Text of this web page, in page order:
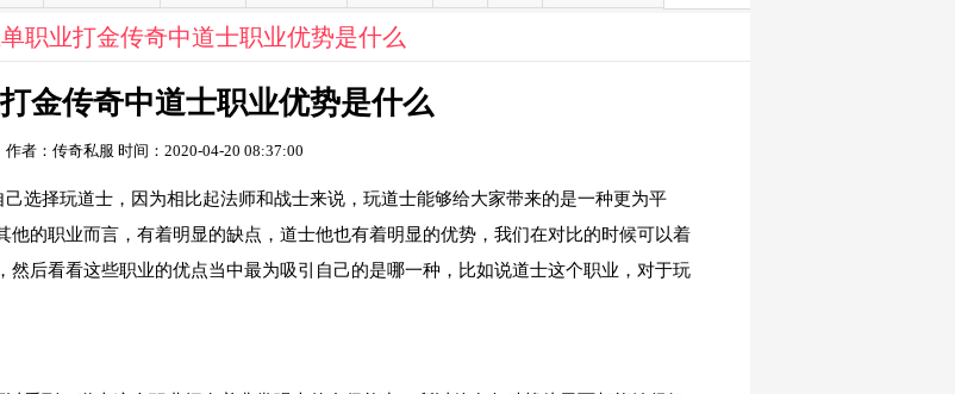
职业打金传奇中道士职业优势是什么
金传奇中道士职业优势是什么
作者：传奇私服 时间：2020-04-20 08:37:00
选择玩道士，因为相比起法师和战士来说，玩道士能够给大家带来的是一种更为平
的职业而言，有着明显的缺点，道士他也有着明显的优势，我们在对比的时候可以着
后看看这些职业的优点当中最为吸引自己的是哪一种，比如说道士这个职业，对于玩